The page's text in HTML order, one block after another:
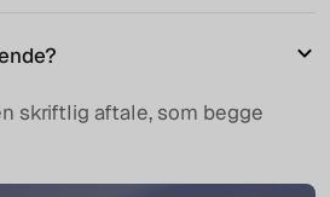
skriftlig aftale, som begge